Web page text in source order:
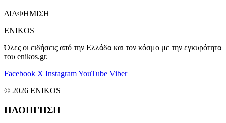
ΔΙΑΦΗΜΙΣΗ
ENIKOS
Όλες οι ειδήσεις από την Ελλάδα και τον κόσμο με την εγκυρότητα
του enikos.gr.
Facebook X InstagramYouTube Viber
© 2026 ENIKOS
ΠΛΟΗΓΗΣΗ